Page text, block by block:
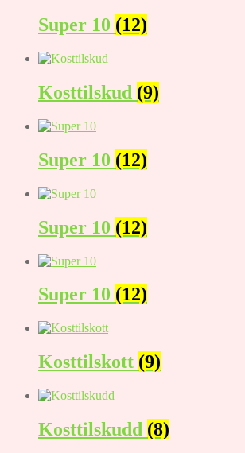
Super 10 (12)
Kosttilskud (9)
Super 10 (12)
Super 10 (12)
Super 10 (12)
Kosttilskott (9)
Kosttilskudd (8)